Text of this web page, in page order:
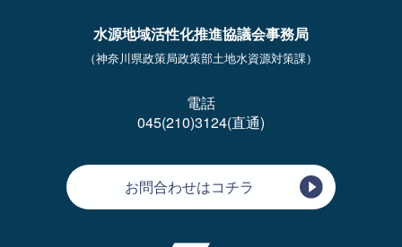
水源地域活性化推進協議会事務局
（神奈川県政策局政策部土地水資源対策課）
電話
045(210)3124(直通)
お問合わせはコチラ